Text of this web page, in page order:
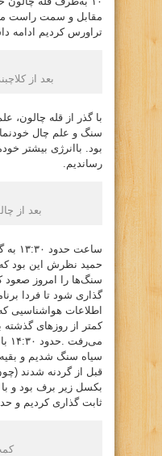
مقابل و سمت راست
تراورس کردیم ادامه
بعد از
با گذر از قله چالون،
سنگ و علم چال
بود. باانرژی بیشتر
رساندیم.
بعد از
حمید نظرش این بود
سنگ‌ها را امروز صعود
گذاری شود تا فردا
اطلاعات هواشناسیی
کمتر از روزهای گذشته
سیاه سنگ شدیم و
قبل از گردنه شدند
بکسل زیر برف بود و
ثابت گذاری کردیم و حدود ۱۶:۳۰وارد کمپ